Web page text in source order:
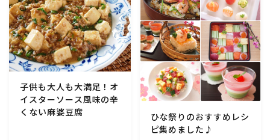
パン・パンケーキ・スコーン・食事パイ・ケークサレ・
粉もの
米/ご飯料理・もち料理
麺料理(パスタ・うどん・そうめん・春雨など)
ハム・ベーコン・ソーセー・・スパム・チーズ料理
子供も大人も大満足！オ
イスターソース風味の辛
くない麻婆豆腐
ひな祭りのおすすめレシ
ピ集めました♪